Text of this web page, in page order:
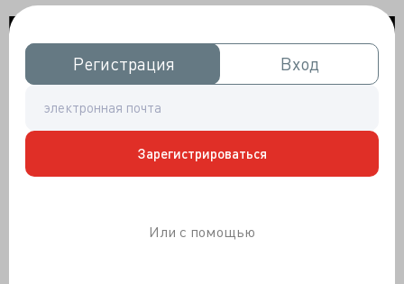
Регистрация
Регистрация Вход
Вход
Зарегистрироваться
Или с помощью